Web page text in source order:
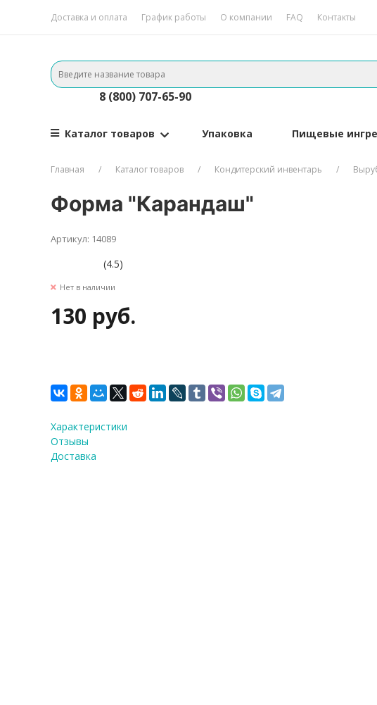
Доставка и оплата График работы О компании FAQ Контакты
8 (800) 707-65-90
Каталог товаров Упаковка Пищевые
Главная Каталог товаров Кондитерский инвентарь
Форма "Карандаш"
Артикул: 14089
(4.5)
Нет в наличии
130 руб.
Характеристики
Отзывы
Доставка